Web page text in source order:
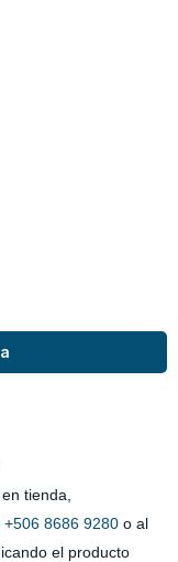
tienda,
+506 8686 9280 o al
el producto